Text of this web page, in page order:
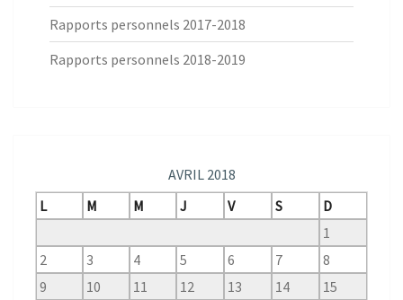
Rapports personnels 2017-2018
Rapports personnels 2018-2019
AVRIL 2018
L
M M J V S
D
1
2
3 4 5 6 7
8
9
10 11 12 13 14 15